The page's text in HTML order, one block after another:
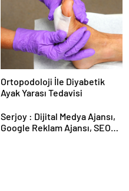
Ortopodoloji İle Diyabetik
Ayak Yarası Tedavisi
Serjoy : Dijital Medya Ajansı,
Google Reklam Ajansı, SEO